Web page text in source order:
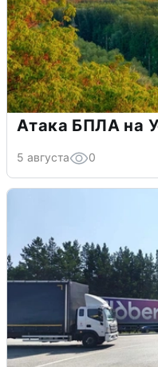
Атака БПЛА на
5 августа 0